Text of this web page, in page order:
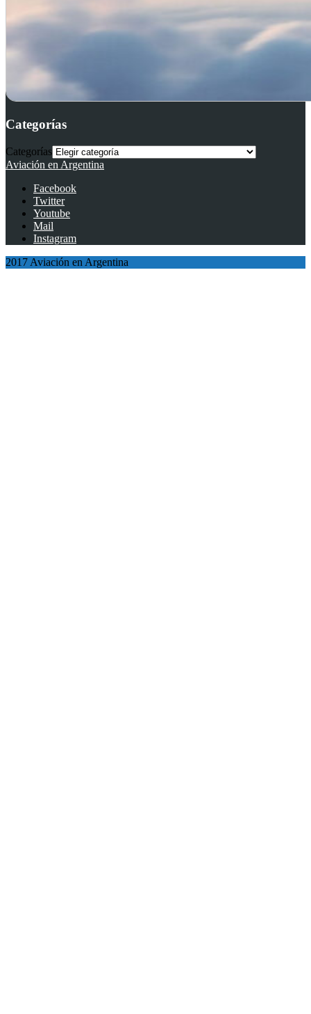
Categorías
Categorías
Aviación en Argentina
Facebook
Twitter
Youtube
Mail
Instagram
2017 Aviación en Argentina